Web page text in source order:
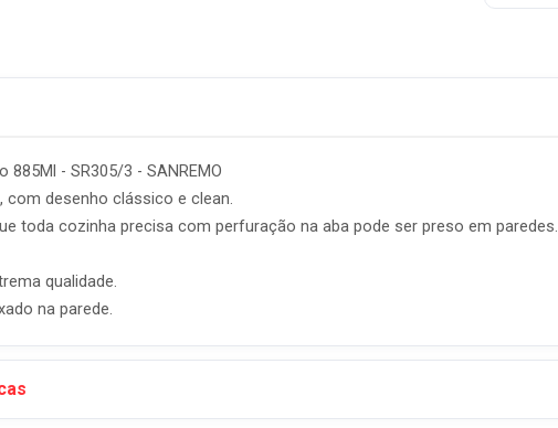
885Ml - SR305/3 - SANREMO
com desenho clássico e clean.
toda cozinha precisa com perfuração na aba pode ser preso em paredes.
qualidade.
na parede.